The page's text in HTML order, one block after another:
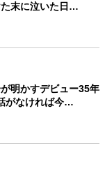
末に泣いた日…
明かすデビュー35年
がなければ今…